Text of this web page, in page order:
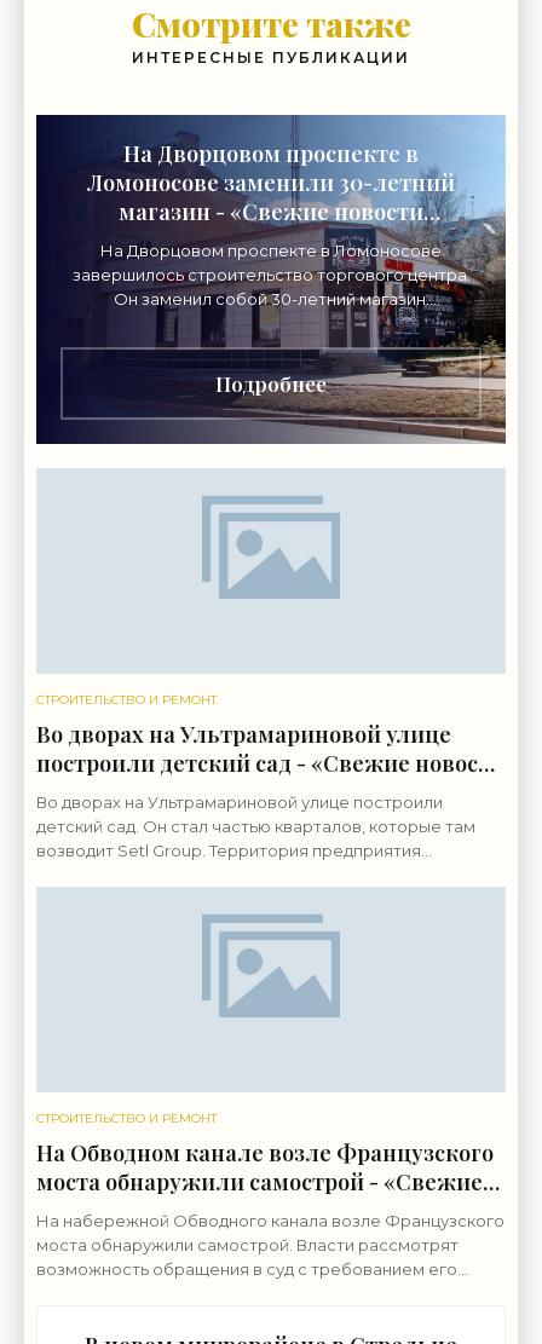
Смотрите также
ИНТЕРЕСНЫЕ ПУБЛИКАЦИИ
На Дворцовом проспекте в
Ломоносове заменили 30-летний
магазин - «Свежие новости
строительства»
На Дворцовом проспекте в Ломоносове
завершилось строительство торгового центра.
Он заменил собой 30-летний магазин.
Одноэтажное кирпичное здание на Дворцовом
проспекте, 16а, было построено
Подробнее
СТРОИТЕЛЬСТВО И РЕМОНТ
Во дворах на Ультрамариновой улице
построили детский сад - «Свежие новости
строительства»
Во дворах на Ультрамариновой улице построили
детский сад. Он стал частью кварталов, которые там
возводит Setl Group. Территория предприятия
СТРОИТЕЛЬСТВО И РЕМОНТ
На Обводном канале возле Французского
моста обнаружили самострой - «Свежие
новости строительства»
На набережной Обводного канала возле Французского
моста обнаружили самострой. Власти рассмотрят
возможность обращения в суд с требованием его